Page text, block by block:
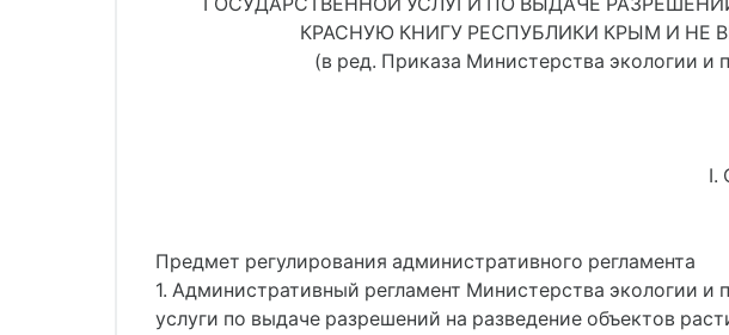
КРАСНУЮ КНИГУ РЕСПУБЛИКИ КРЫМ И НЕ
(в ред. Приказа Министерства экологии
I.
Предмет регулирования административного регламента
1. Административный регламент Министерства экологии
услуги по выдаче разрешений на разведение объектов